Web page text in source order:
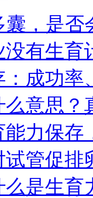
囊，是
没有生育
成功率
么意思
力保存
管促排
是生育